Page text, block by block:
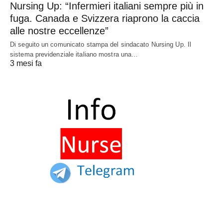
Nursing Up: “Infermieri italiani sempre più in
fuga. Canada e Svizzera riaprono la caccia
alle nostre eccellenze”
Di seguito un comunicato stampa del sindacato Nursing Up. Il
sistema previdenziale italiano mostra una…
3 mesi fa